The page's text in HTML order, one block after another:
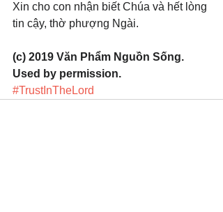
Xin cho con nhận biết Chúa và hết lòng
tin cậy, thờ phượng Ngài.
(c) 2019 Văn Phẩm Nguồn Sống.
Used by permission.
#TrustInTheLord